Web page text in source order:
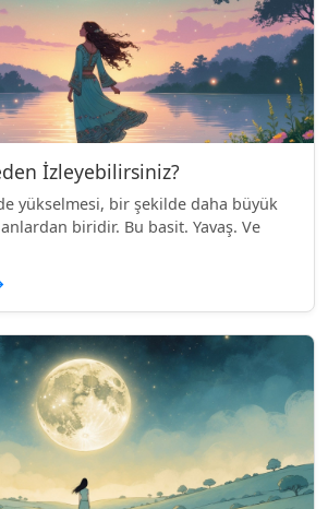
İzleyebilirsiniz?
yükselmesi, bir şekilde daha büyük
biridir. Bu basit. Yavaş. Ve